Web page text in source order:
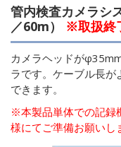
管内検査カメラシ
／60m）
※取扱終
カメラヘッドが
ラです。ケーブル長
できます。
※本製品単体での記録
様にてご準備お願いし